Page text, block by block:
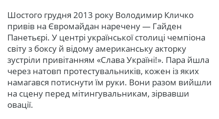
Шостого грудня 2013 року Володимир Кличко
привів на Євромайдан наречену — Гайден
Панетьєрі. У центрі української столиці чемпіона
світу з боксу й відому американську акторку
зустріли привітанням «Слава Україні!». Пара йшла
через натовп протестувальників, кожен із яких
намагався потиснути їм руки. Вони разом вийшли
на сцену перед мітингувальникам, зірвавши
овації.